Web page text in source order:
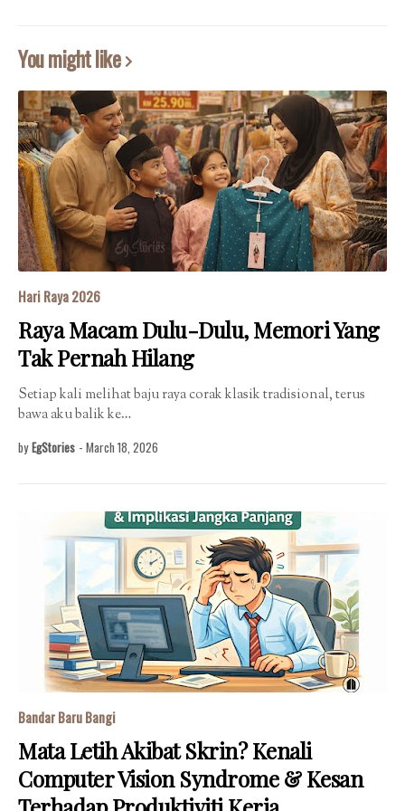
You might like
Hari Raya 2026
Raya Macam Dulu-Dulu, Memori Yang
Tak Pernah Hilang
Setiap kali melihat baju raya corak klasik tradisional, terus
bawa aku balik ke…
by EgStories - March 18, 2026
Bandar Baru Bangi
Mata Letih Akibat Skrin? Kenali
Computer Vision Syndrome & Kesan